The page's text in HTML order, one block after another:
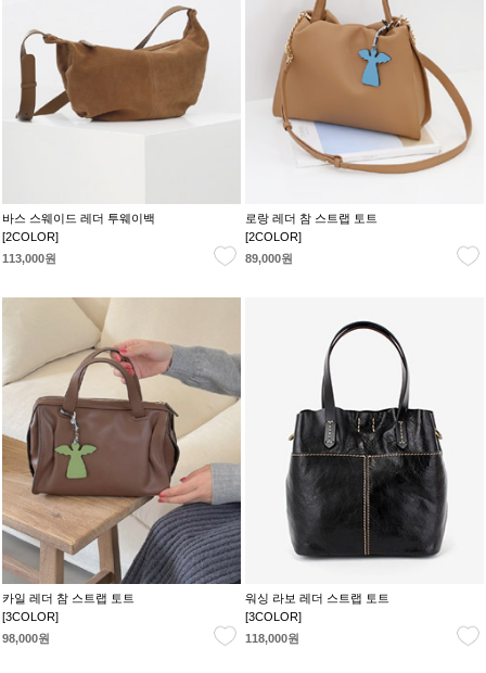
바스 스웨이드 레더 투웨이백
[2COLOR]
113,000원
로랑 레더 참 스트랩 토트
[2COLOR]
89,000원
카일 레더 참 스트랩 토트
[3COLOR]
98,000원
워싱 라보 레더 스트랩 토트
[3COLOR]
118,000원